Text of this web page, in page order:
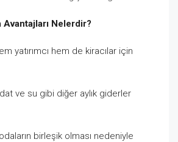
Nelerdir?
yatırımcı hem de kiracılar için
ve su gibi diğer aylık giderler
birleşik olması nedeniyle